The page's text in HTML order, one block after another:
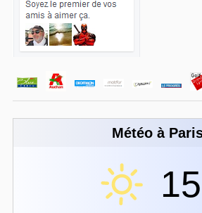
Météo à